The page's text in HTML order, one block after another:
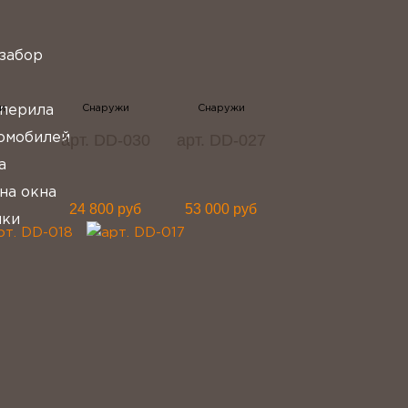
арт. DD-030
24 800 руб 53 000 руб
окна